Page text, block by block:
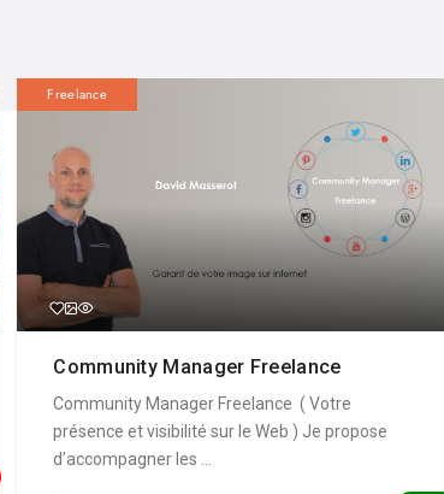
Freelance
Community Manager Freelance
Community Manager Freelance ( Votre
présence et visibilité sur le Web ) Je propose
d’accompagner les ...